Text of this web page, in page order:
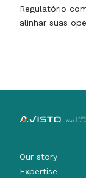
Regulatório
alinhar suas
Our story
Expertise